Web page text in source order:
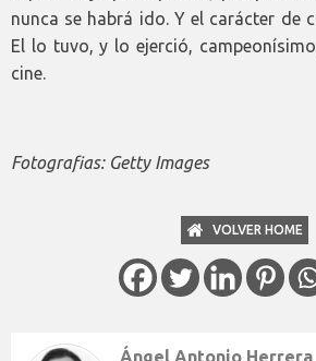
nunca se habrá ido. Y el carácter de
El lo tuvo, y lo ejerció,
cine.
Fotografias: Getty Images
VOLVER HOME
Ángel Antonio Herrera